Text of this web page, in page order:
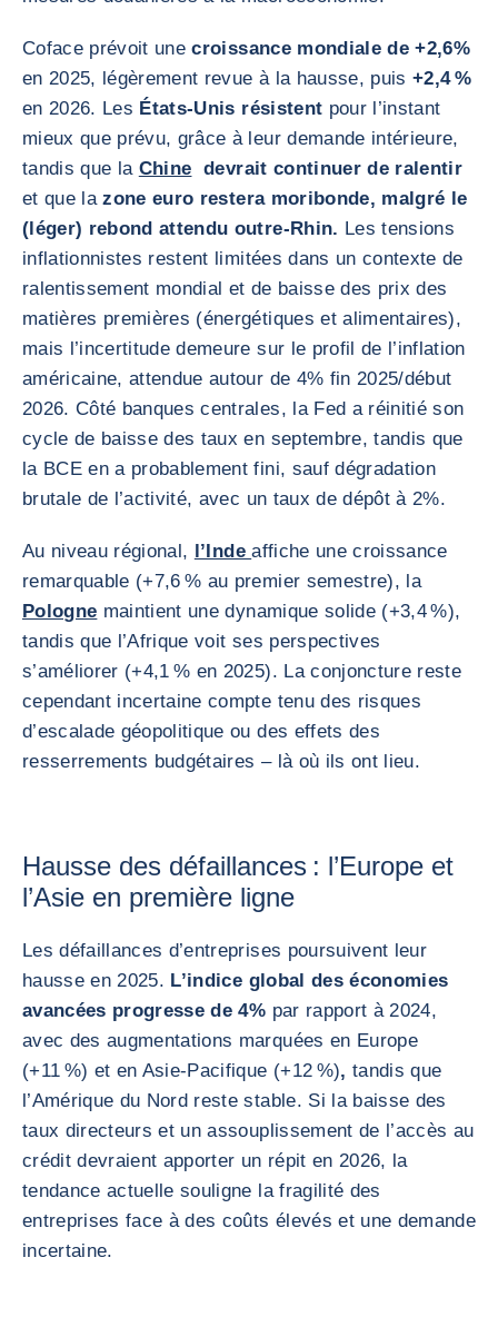
Coface prévoit une croissance mondiale de +2,6%
en 2025, légèrement revue à la hausse, puis +2,4 %
en 2026. Les États-Unis résistent pour l’instant
mieux que prévu, grâce à leur demande intérieure,
tandis que la Chine devrait continuer de ralentir
et que lazone euro restera moribonde, malgré le
(léger) rebond attendu outre-Rhin. Les tensions
inflationnistes restent limitées dans un contexte de
ralentissement mondial et de baisse des prix des
matières premières (énergétiques et alimentaires),
mais l’incertitude demeure sur le profil de l’inflation
américaine, attendue autour de 4% fin 2025/début
2026. Côté banques centrales, la Fed a réinitié son
cycle de baisse des taux en septembre, tandis que
la BCE en a probablement fini, sauf dégradation
brutale de l’activité, avec un taux de dépôt à 2%.
Au niveau régional, l’Indeaffiche une croissance
remarquable (+7,6 % au premier semestre), la
Pologne maintient une dynamique solide (+3,4 %),
tandis que l’Afrique voit ses perspectives
s’améliorer (+4,1 % en 2025). La conjoncture reste
cependant incertaine compte tenu des risques
d’escalade géopolitique ou des effets des
resserrements budgétaires – là où ils ont lieu.
Hausse des défaillances : l’Europe et
l’Asie en première ligne
Les défaillances d’entreprises poursuivent leur
hausse en 2025. L’indice global des économies
avancées progresse de 4% par rapport à 2024,
avec des augmentations marquées en Europe
(+11 %) et en Asie-Pacifique (+12 %), tandis que
l’Amérique du Nord reste stable. Si la baisse des
taux directeurs et un assouplissement de l’accès au
crédit devraient apporter un répit en 2026, la
tendance actuelle souligne la fragilité des
entreprises face à des coûts élevés et une demande
incertaine.